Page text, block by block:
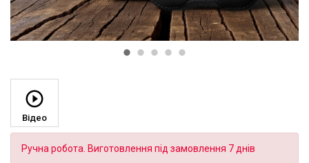
Відео
Ручна робота. Виготовлення під замовлення 7 днів